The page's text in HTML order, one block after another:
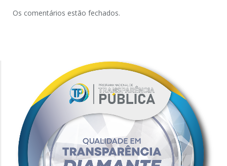
Os comentários estão fechados.